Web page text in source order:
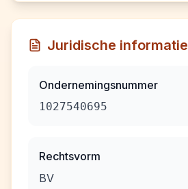
Juridische informatie
Ondernemingsnummer
1027540695
Rechtsvorm
BV